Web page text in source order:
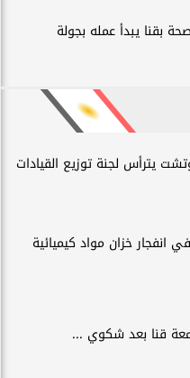
بقنا يبدأ عمله بجولة
يترأس لجنة توزيع القيادات
انفجار خزان مواد كيميائية
قنا بعد شكوي ...